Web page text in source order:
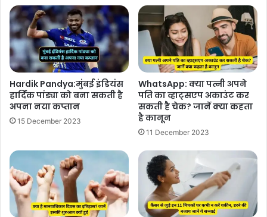
Hardik Pandya:मुंबई इंडियंस
हार्दिक पांड्या को बना सकती है
अपना नया कप्तान
15 December 2023
WhatsApp: क्या पत्नी अपने
पति का व्हाट्सएप अकाउंट कर
सकती है चेक? जानें क्या कहता
है कानून
11 December 2023